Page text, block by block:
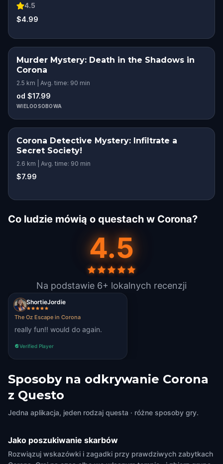
4.5
$4.99
Murder Mystery: Death in the Shadows in
Corona
2.5 km | Avg. time: 90 min
od $17.99
WIELOOSOBOWA
Corona Detective Mystery: Infiltrate a
Secret Society!
2.6 km | Avg. time: 90 min
$7.99
Co ludzie mówią o questach w Corona?
4.5
Na podstawie 6+ lokalnych recenzji
ShortieJordie
The Oz Escape in Corona
really fun!! would do again.
Verified Player
Sposoby na odkrywanie Corona
z Questo
Jedna aplikacja, jeden rodzaj questa · różne sposoby gry.
Jako poszukiwanie skarbów
Rozwiązuj wskazówki i zagadki przy prawdziwych zabytkach